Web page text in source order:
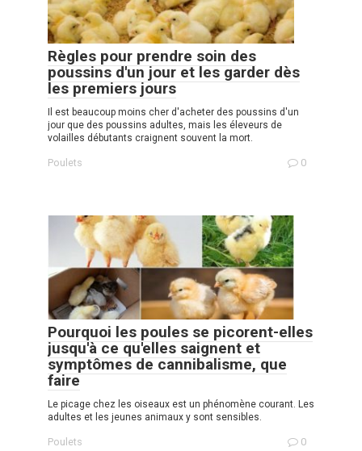
Règles pour prendre soin des
poussins d'un jour et les garder dès
les premiers jours
Il est beaucoup moins cher d'acheter des poussins d'un
jour que des poussins adultes, mais les éleveurs de
volailles débutants craignent souvent la mort.
Poulets 0
Pourquoi les poules se picorent-elles
jusqu'à ce qu'elles saignent et
symptômes de cannibalisme, que
faire
Le picage chez les oiseaux est un phénomène courant. Les
adultes et les jeunes animaux y sont sensibles.
Poulets 0